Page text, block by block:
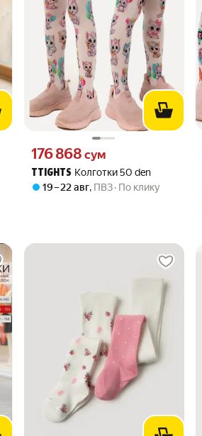
TTIGHTS Колготки 50 den
Цена 176868 сум вместо
176 868 сум
19 – 22 авг, ПВЗ По клику